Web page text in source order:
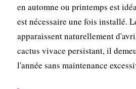
en automne ou printemps est
est nécessaire une fois installé.
apparaissent naturellement
cactus vivace persistant, il
l'année sans maintenance